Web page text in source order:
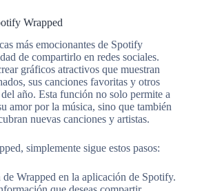
Wrapped
más emocionantes de Spotify
de compartirlo en redes sociales.
gráficos atractivos que muestran
sus canciones favoritas y otros
año. Esta función no solo permite a
amor por la música, sino que también
nuevas canciones y artistas.
simplemente sigue estos pasos:
Wrapped en la aplicación de Spotify.